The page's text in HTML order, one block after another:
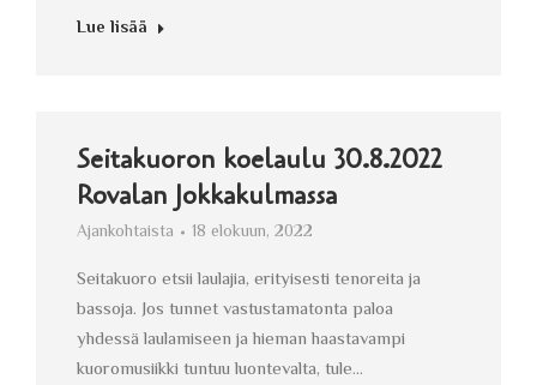
Lue lisää
Seitakuoron koelaulu 30.8.2022
Rovalan Jokkakulmassa
Ajankohtaista 18 elokuun, 2022
Seitakuoro etsii laulajia, erityisesti tenoreita ja
bassoja. Jos tunnet vastustamatonta paloa
yhdessä laulamiseen ja hieman haastavampi
kuoromusiikki tuntuu luontevalta, tule…